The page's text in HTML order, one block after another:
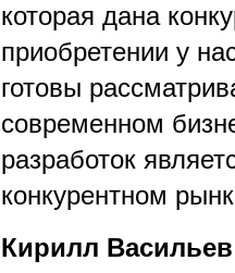
которая дана
приобретении у
готовы
современном
разработок
конкурентном
Кирилл Васильев